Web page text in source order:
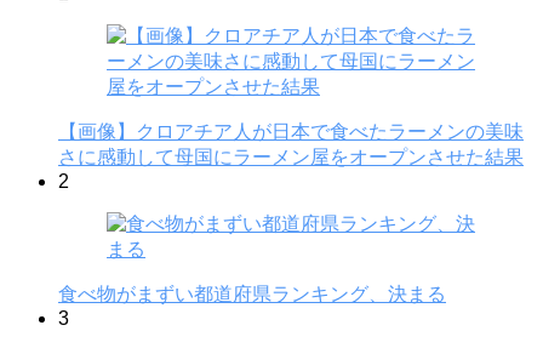
【画像】クロアチア人が日本で食べたラーメンの美味
さに感動して母国にラーメン屋をオープンさせた結果
2
食べ物がまずい都道府県ランキング、決まる
3